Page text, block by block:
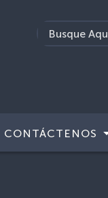
CONTÁCTENOS